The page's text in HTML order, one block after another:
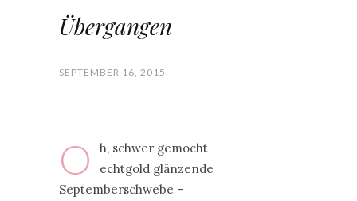
Übergangen
SEPTEMBER 16, 2015
O
h, schwer gemocht
echtgold glänzende
Septemberschwebe –